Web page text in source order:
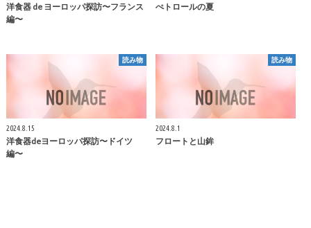
洋食器 de ヨーロッパ探訪〜フランス
編〜
ぺトロールの夏
読み物
2024.8.15
洋食器deヨーロッパ探訪〜ドイツ
編〜
読み物
2024.8.1
フロートと山鉾